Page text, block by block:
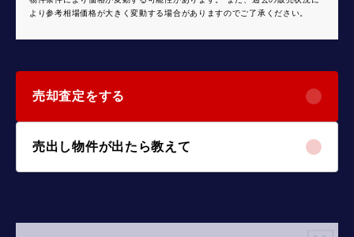
より参考相場価格が大きく変動する場合がありますのでご了承ください。
売却査定をする
売出し物件が出たら教えて